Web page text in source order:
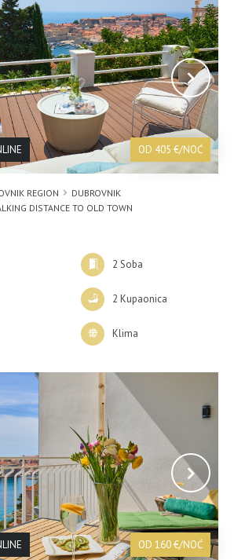
OD 405 €/NOĆ
REGION
DUBROVNIK
DISTANCE TO OLD TOWN
2 Soba
2 Kupaonica
Klima
OD 160 €/NOĆ